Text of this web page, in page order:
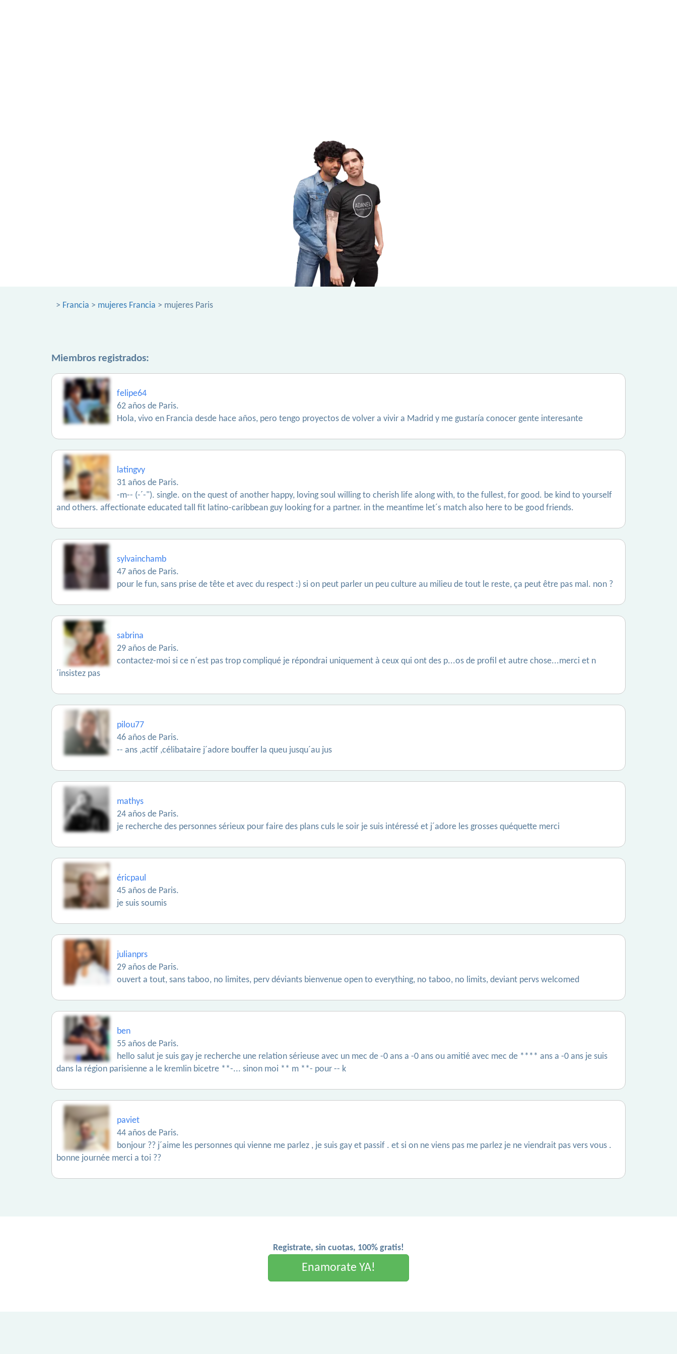
> Francia > mujeres Francia > mujeres Paris
Miembros registrados:
felipe64
62 años de Paris.
Hola, vivo en Francia desde hace años, pero tengo proyectos de volver a vivir a Madrid y me gustaría conocer gente interesante
latingvy
31 años de Paris.
-m-- (-´-"). single. on the quest of another happy, loving soul willing to cherish life along with, to the fullest, for good. be kind to yourself
and others. affectionate educated tall fit latino-caribbean guy looking for a partner. in the meantime let´s match also here to be good friends.
sylvainchamb
47 años de Paris.
pour le fun, sans prise de tête et avec du respect :) si on peut parler un peu culture au milieu de tout le reste, ça peut être pas mal. non ?
sabrina
29 años de Paris.
contactez-moi si ce n´est pas trop compliqué je répondrai uniquement à ceux qui ont des p...os de profil et autre chose...merci et n
´insistez pas
pilou77
46 años de Paris.
-- ans ,actif ,célibataire j´adore bouffer la queu jusqu´au jus
mathys
24 años de Paris.
je recherche des personnes sérieux pour faire des plans culs le soir je suis intéressé et j´adore les grosses quéquette merci
éricpaul
45 años de Paris.
je suis soumis
julianprs
29 años de Paris.
ouvert a tout, sans taboo, no limites, perv déviants bienvenue open to everything, no taboo, no limits, deviant pervs welcomed
ben
55 años de Paris.
hello salut je suis gay je recherche une relation sérieuse avec un mec de -0 ans a -0 ans ou amitié avec mec de **** ans a -0 ans je suis
dans la région parisienne a le kremlin bicetre **-... sinon moi ** m **- pour -- k
paviet
44 años de Paris.
bonjour ?? j´aime les personnes qui vienne me parlez , je suis gay et passif . et si on ne viens pas me parlez je ne viendrait pas vers vous .
bonne journée merci a toi ??
Registrate, sin cuotas, 100% gratis!
Enamorate YA!